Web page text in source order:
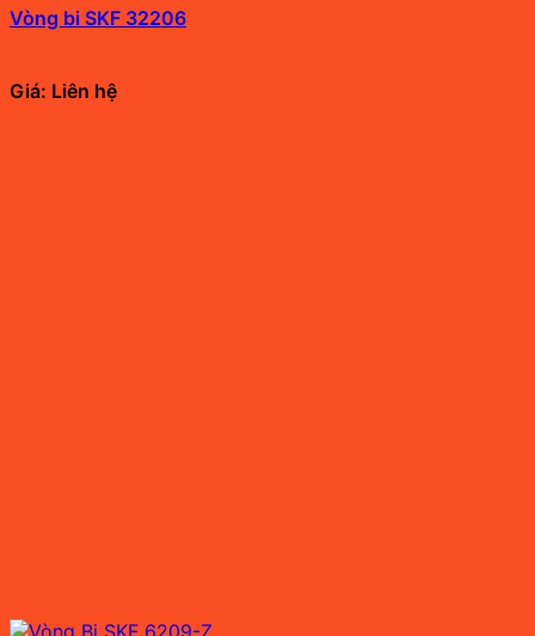
Vòng bi SKF 32206
Giá: Liên hệ